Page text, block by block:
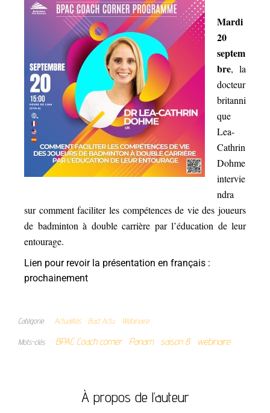
Mardi
20
septem
bre, la
docteur
britanni
que
Lea-
Cathrin
Dohme
intervie
ndra
sur comment faciliter les compétences de vie des joueurs
de badminton à double carrière par l’éducation de leur
entourage.
Lien pour revoir la présentation en français :
prochainement
Catégorie Actualités Bad Actu Webinaire
Mots-clés BPAC Coach corner Panam saison 8 webinaire
À propos de l’auteur